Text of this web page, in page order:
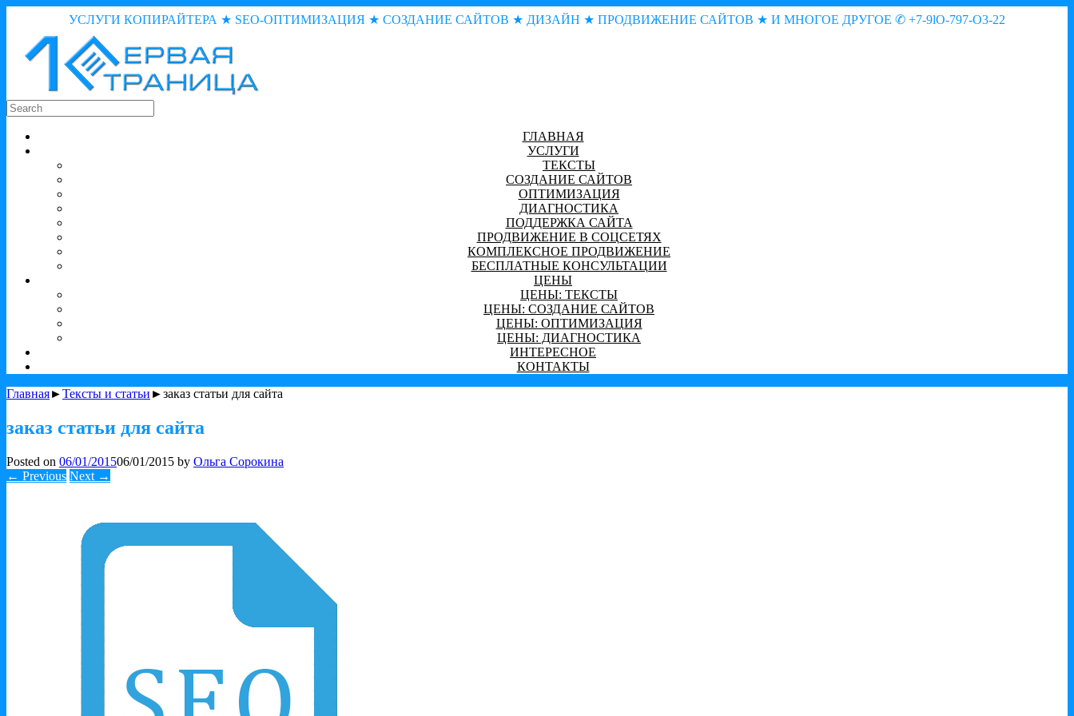
УСЛУГИ КОПИРАЙТЕРА ★ SEO-ОПТИМИЗАЦИЯ ★ СОЗДАНИЕ САЙТОВ ★ ДИЗАЙН ★ ПРОДВИЖЕНИЕ САЙТОВ ★ И МНОГОЕ ДРУГОЕ ✆ +7-9lO-797-O3-22
ГЛАВНАЯ
УСЛУГИ
ТЕКСТЫ
СОЗДАНИЕ САЙТОВ
ОПТИМИЗАЦИЯ
ДИАГНОСТИКА
ПОДДЕРЖКА САЙТА
ПРОДВИЖЕНИЕ В СОЦСЕТЯХ
КОМПЛЕКСНОЕ ПРОДВИЖЕНИЕ
БЕСПЛАТНЫЕ КОНСУЛЬТАЦИИ
ЦЕНЫ
ЦЕНЫ: ТЕКСТЫ
ЦЕНЫ: СОЗДАНИЕ САЙТОВ
ЦЕНЫ: ОПТИМИЗАЦИЯ
ЦЕНЫ: ДИАГНОСТИКА
ИНТЕРЕСНОЕ
КОНТАКТЫ
Главная►Тексты и статьи ►заказ статьи для сайта
заказ статьи для сайта
Posted on 06/01/201506/01/2015 by Ольга Сорокина
← Previous Next →